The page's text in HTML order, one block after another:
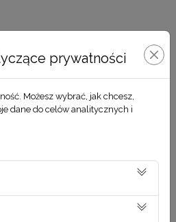
prywatności
Możesz wybrać, jak chcesz,
dane do celów analitycznych i